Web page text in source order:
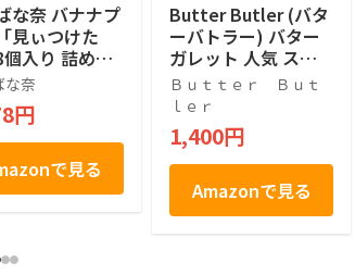
な奈 バナナプ
見ぃつけた
個入り 詰め合
気 手土産ス
差し入れ
な奈
円
で見る
Butter Butler (バタ
ーバトラー) バター
ガレット 人気 スイ
ーツ ギフト 東京土
産 手土産 個包装 プ
レゼント お返し 内
祝い 焼き菓子 退職
(9個入)
Ｂｕｔｔｅｒ Ｂｕｔ
ｌｅｒ
1,400円
Amazonで見る